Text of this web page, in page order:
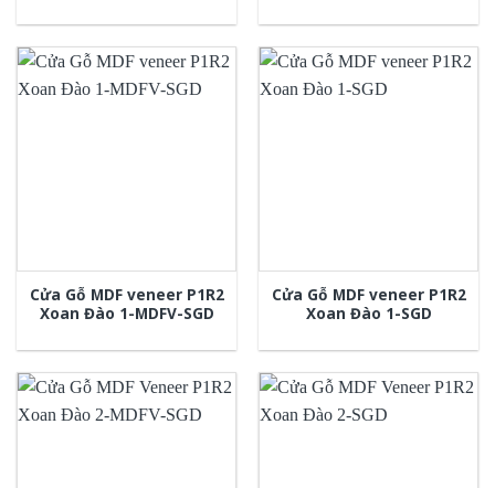
Cửa Gỗ MDF veneer P1R2
Xoan Đào 1-MDFV-SGD
Cửa Gỗ MDF veneer P1R2
Xoan Đào 1-SGD